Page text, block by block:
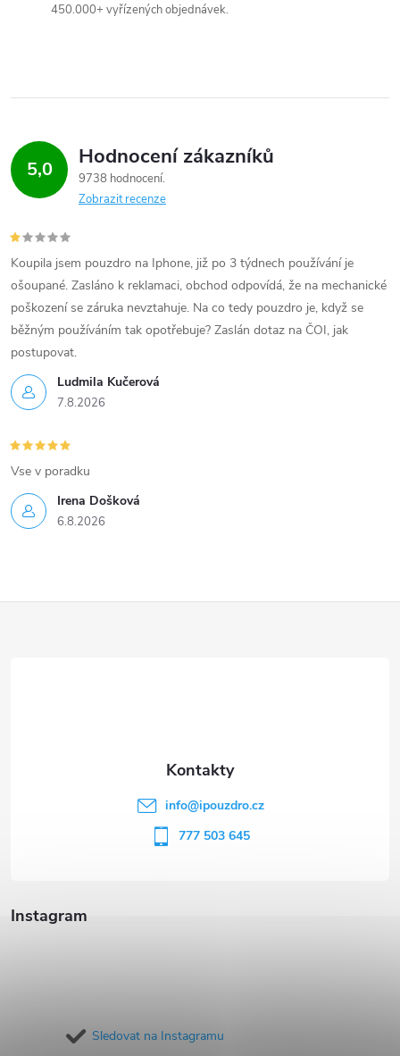
450.000+ vyřízených objednávek.
5,0 Hodnocení zákazníků
9738 hodnocení
Zobrazit recenze
Ludmila Kučerová
7.8.2026
Koupila jsem pouzdro na Iphone, již po 3 týdnech používání je
ošoupané. Zasláno k reklamaci, obchod odpovídá, že na mechanické
poškození se záruka nevztahuje. Na co tedy pouzdro je, když se
běžným používáním tak opotřebuje? Zaslán dotaz na ČOI, jak
postupovat.
Irena Došková
6.8.2026
Vse v poradku
Instagram
Sledovat na Instagramu
info@ipouzdro.cz
777 503 645